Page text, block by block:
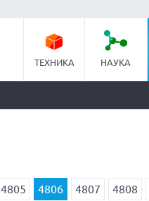
ТЕХНИКА НАУКА
4805 4806 4807 4808